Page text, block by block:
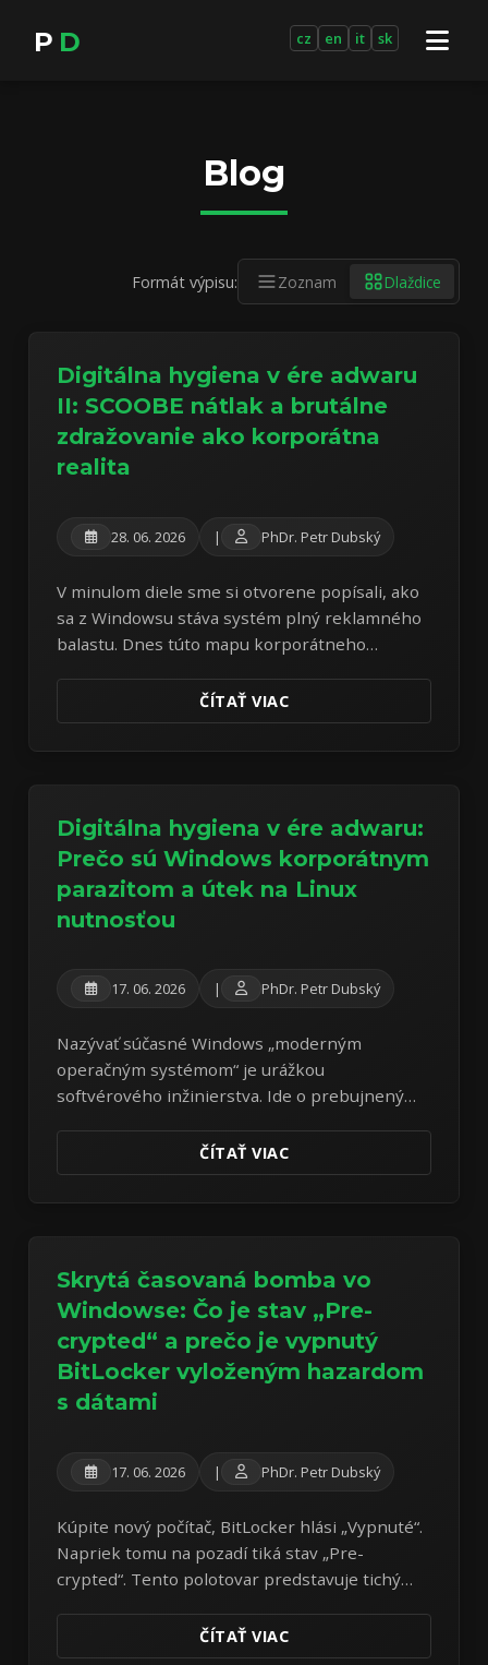
P D cz en it sk
Blog
Formát výpisu: Zoznam Dlaždice
Digitálna hygiena v ére adwaru
II: SCOOBE nátlak a brutálne
zdražovanie ako korporátna
realita
28. 06. 2026 | PhDr. Petr Dubský
V minulom diele sme si otvorene popísali, ako
sa z Windowsu stáva systém plný reklamného
balastu. Dnes túto mapu korporátneho
systém SCOOBE a zdražovanie Microsoft 365.
ČÍTAŤ VIAC
Digitálna hygiena v ére adwaru:
Prečo sú Windows korporátnym
parazitom a útek na Linux
nutnosťou
17. 06. 2026 | PhDr. Petr Dubský
Nazývať súčasné Windows „moderným
operačným systémom“ je urážkou
softvérového inžinierstva. Ide o prebujnený
základným aktom digitálnej hygieny.
ČÍTAŤ VIAC
Skrytá časovaná bomba vo
Windowse: Čo je stav „Pre-
crypted“ a prečo je vypnutý
BitLocker vyloženým hazardom
s dátami
17. 06. 2026 | PhDr. Petr Dubský
Kúpite nový počítač, BitLocker hlási „Vypnuté“.
Napriek tomu na pozadí tiká stav „Pre-
crypted“. Tento polotovar predstavuje tichý
ČÍTAŤ VIAC